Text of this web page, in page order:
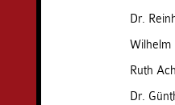
Dr.
Wilhelm
Ruth
Dr.